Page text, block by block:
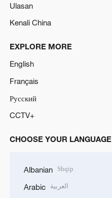
Ulasan
Kenali China
EXPLORE MORE
English
Français
Русский
CCTV+
CHOOSE YOUR LANGUAGE
Albanian Shqip
Arabic العربية